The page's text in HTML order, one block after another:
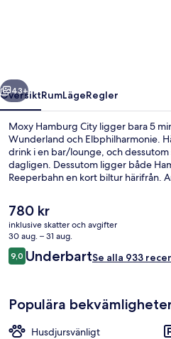
Nästa
43+
ÖversiktRumLägeRegler
Moxy Hamburg City ligger bara 5
Wunderland och Elbphilharmonie.
drink i en bar/lounge, och
dagligen. Dessutom ligger både
Reeperbahn en kort biltur härifrån.
minuter bort och till
mer än 11 minuter att gå.
Det
nuvarande
priset
är
780 kr
780 kr
inklusive skatter och avgifter
30 aug. – 31 aug.
Recensioner
9,09,0 av 10,
UnderbartSe alla 933
Populära
Husdjursvänligt